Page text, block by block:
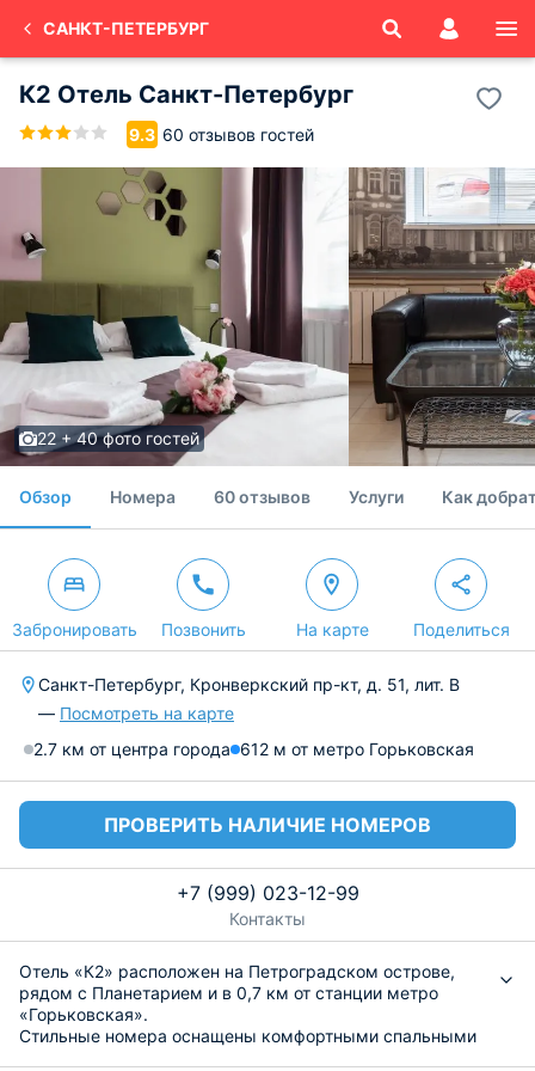
САНКТ-ПЕТЕРБУРГ
К2 Отель Санкт-Петербург
9.3 60 отзывов гостей
22 + 40 фото гостей
Обзор Номера 60 отзывов Услуги Как
Забронировать Позвонить На карте Поделиться
Санкт-Петербург, Кронверкский пр-кт, д. 51, лит. В
— Посмотреть на карте
2.7 км от центра города 612 м от метро Горьковская
ПРОВЕРИТЬ НАЛИЧИЕ НОМЕРОВ
+7 (999) 023-12-99
Контакты
Отель «К2» расположен на Петроградском острове,
рядом с Планетарием и в 0,7 км от станции метро
«Горьковская».
Стильные номера оснащены комфортными спальными